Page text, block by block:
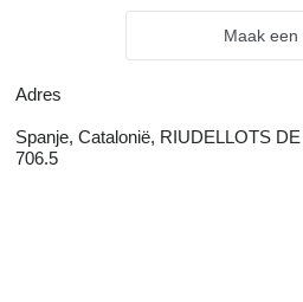
Maak een
Adres
Spanje, Catalonië, RIUDELLOTS
706.5